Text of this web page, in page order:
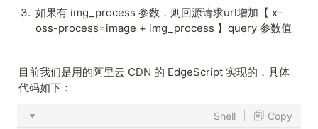
3. 如果有 img_process 参数，则回源请求url增加【 x-
oss-process=image + img_process 】query 参数值
目前我们是用的阿里云 CDN 的 EdgeScript 实现的，具体
代码如下：
Shell Copy